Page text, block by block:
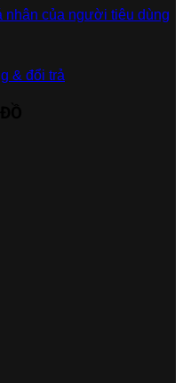
nhân của người tiêu dùng
& đổi trả